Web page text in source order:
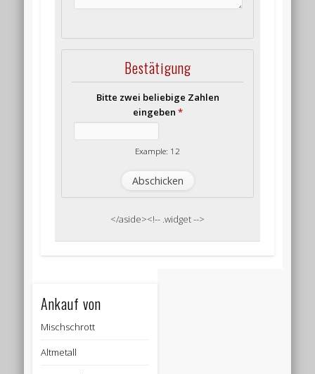
Bestätigung
Bitte zwei beliebige Zahlen
eingeben *
Example: 12
</aside><!-- .widget -->
Ankauf von
Mischschrott
Altmetall